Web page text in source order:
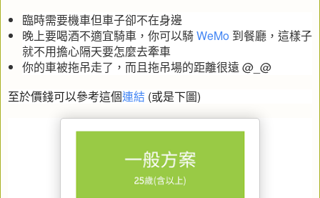
臨時需要機車但車子卻不在身邊
晚上要喝酒不適宜騎車，你可以騎WeMo 到餐廳，這樣子
就不用擔心隔天要怎麼去牽車
你的車被拖吊走了，而且拖吊場的距離很遠 @_@
至於價錢可以參考這個連結 (或是下圖)